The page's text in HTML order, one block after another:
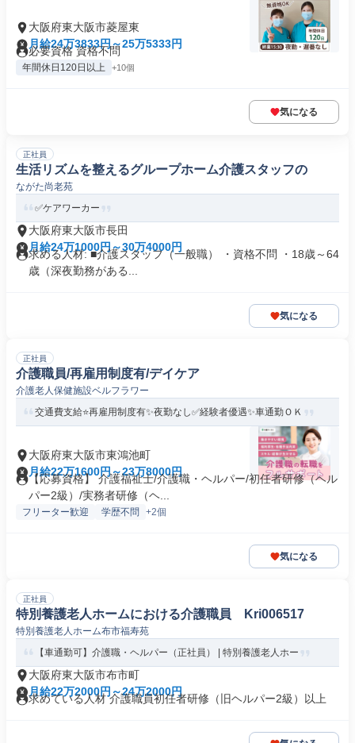
大阪府東大阪市菱屋東
月給24万3833円～25万5333円
必要資格 資格不問
年間休日120日以上 +10個
気になる
正社員
生活リズムを整えるグループホーム介護スタッフの
ながた尚老苑
✅ケアワーカー
大阪府東大阪市長田
月給24万1000円～30万4000円
求める人材: ■介護スタッフ（一般職） ・資格不問 ・18歳～64
歳（深夜勤務がある...
気になる
正社員
介護職員/再雇用制度有/デイケア
介護老人保健施設ベルフラワー
交通費支給⭐️再雇用制度有✨夜勤なし✅️経験者優遇✨車通勤ＯＫ
大阪府東大阪市東鴻池町
月給22万1600円～23万8000円
【応募資格】 介護福祉士/介護職・ヘルパー/初任者研修（ヘル
パー2級）/実務者研修（ヘ...
フリーター歓迎 学歴不問 +2個
気になる
正社員
特別養護老人ホームにおける介護職員 Kri006517
特別養護老人ホーム布市福寿苑
【車通勤可】介護職・ヘルパー（正社員） | 特別養護老人ホー
大阪府東大阪市布市町
月給22万2000円～24万2000円
求めている人材 介護職員初任者研修（旧ヘルパー2級）以上